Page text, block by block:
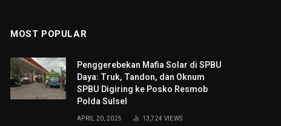
MOST POPULAR
Penggerebekan Mafia Solar di SPBU
Daya: Truk, Tandon, dan Oknum
SPBU Digiring ke Posko Resmob
Polda Sulsel
APRIL 20, 2025 13,724 VIEWS